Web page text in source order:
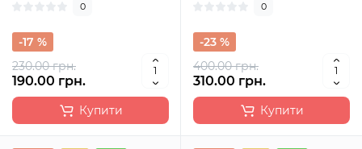
0
230.00 грн.
-17 %
190.00 грн.
Купити
0
400.00 грн.
-23 %
310.00 грн.
Купити